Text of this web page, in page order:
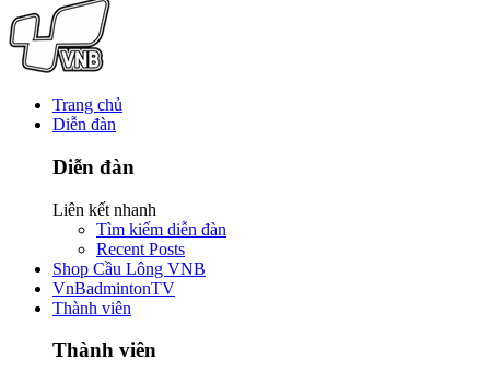
Trang chủ
Diễn đàn
Diễn đàn
Liên kết nhanh
Tìm kiếm diễn đàn
Recent Posts
Shop Cầu Lông VNB
VnBadmintonTV
Thành viên
Thành viên